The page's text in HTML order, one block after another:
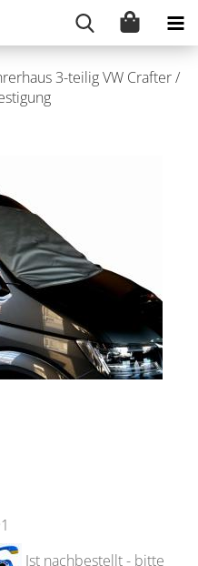
3-teilig VW Crafter /
Ist nachbestellt - bitte